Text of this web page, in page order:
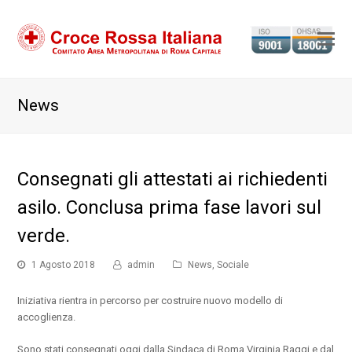
News
Consegnati gli attestati ai richiedenti
asilo. Conclusa prima fase lavori sul
verde.
1 Agosto 2018 admin News, Sociale
Iniziativa rientra in percorso per costruire nuovo modello di
accoglienza.
Sono stati consegnati oggi dalla Sindaca di Roma Virginia Raggi e dal